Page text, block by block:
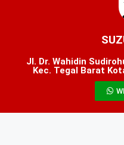
Jl. Dr. Wahidin
Kec. Tegal Barat